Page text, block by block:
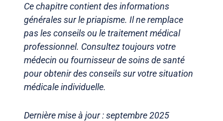
Ce chapitre contient des informations
générales sur le priapisme. Il ne remplace
pas les conseils ou le traitement médical
professionnel. Consultez toujours votre
médecin ou fournisseur de soins de santé
pour obtenir des conseils sur votre situation
médicale individuelle.
Dernière mise à jour : septembre 2025